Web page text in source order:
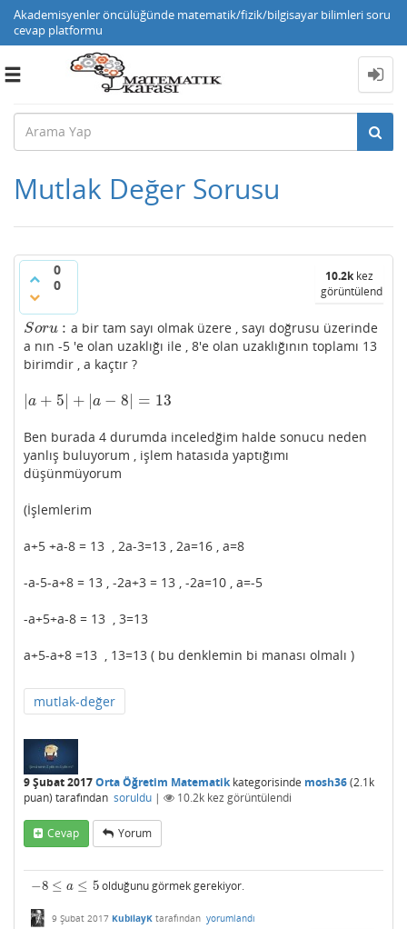
Akademisyenler öncülüğünde matematik/fizik/bilgisayar bilimleri soru
cevap platformu
Toggle
Mutlak Değer Sorusu
0
0
10.2kkez
görüntülendi
Soru :
Soru:
a bir tam sayı olmak üzere , sayı doğrusu üzerinde
a nın -5 'e olan uzaklığı ile , 8'e olan uzaklığının toplamı 13
birimdir , a kaçtır ?
a + 5 + |a − 8 = 13
|a +5 |+ |a− 8| =13
Ben burada 4 durumda inceledğim halde sonucu neden
yanlış buluyorum , işlem hatasıda yaptığımı
düşünmüyorum
(İşlemlerim
a+5 +a-8 = 13 , 2a-3=13 , 2a=16 , a=8
-a-5-a+8 = 13 , -2a+3 = 13 , -2a=10 , a=-5
-a+5+a-8 = 13 , 3=13
a+5-a+8 =13 , 13=13 ( bu denklemin bi manası olmalı )
mutlak-değer
9 Şubat 2017Orta Öğretim Matematikkategorisinde mosh36(2.1k
puan) tarafından soruldu | 10.2k kez görüntülendi
Cevap Yorum
−8 ≤ a ≤ 5
−8≤ a≤ 5 olduğunu görmek gerekiyor.
9 Şubat 2017 KubilayK tarafından yorumlandı